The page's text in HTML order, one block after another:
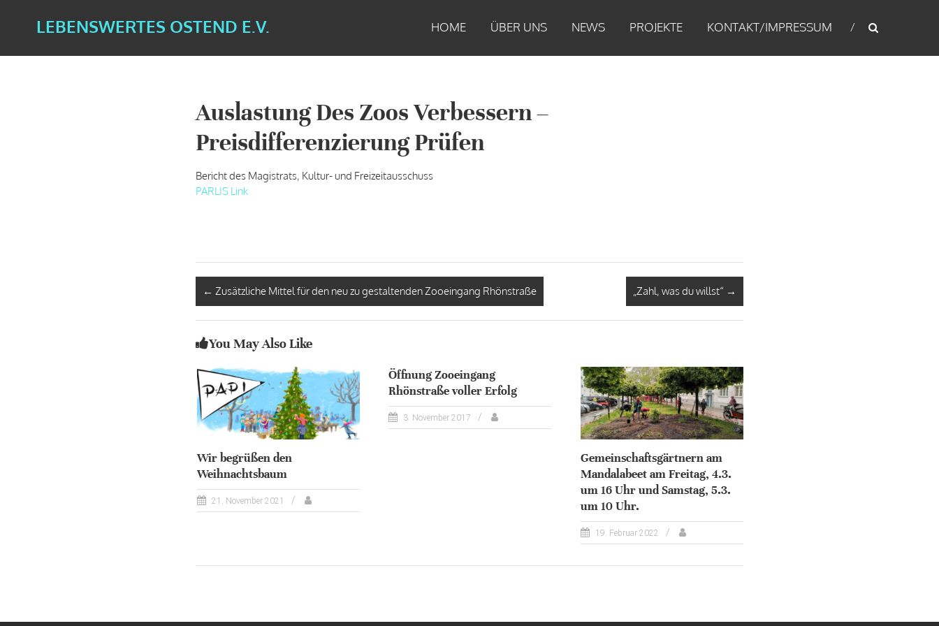
LEBENSWERTES OSTEND E.V. HOME ÜBER UNS NEWS PROJEKTE KONTAKT/IMPRESSUM
Auslastung Des Zoos Verbessern –
Preisdifferenzierung Prüfen
Bericht des Magistrats, Kultur- und Freizeitausschuss
PARLIS Link
← Zusätzliche Mittel für den neu zu gestaltenden Zooeingang Rhönstraße „Zahl, was du willst“ →
You May Also Like
Wir begrüßen den
Weihnachtsbaum
21. November 2021
Öffnung Zooeingang
Rhönstraße voller Erfolg
3. November 2017
Gemeinschaftsgärtnern am
Mandalabeet am Freitag, 4.3.
um 16 Uhr und Samstag, 5.3.
um 10 Uhr.
19. Februar 2022